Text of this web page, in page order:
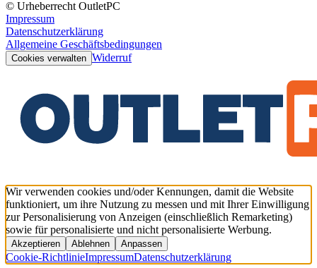
© Urheberrecht OutletPC
Impressum
Datenschutzerklärung
Allgemeine Geschäftsbedingungen
Cookies verwalten Widerruf
Wir verwenden cookies und/oder Kennungen, damit die Website
funktioniert, um ihre Nutzung zu messen und mit Ihrer Einwilligung
zur Personalisierung von Anzeigen (einschließlich Remarketing)
sowie für personalisierte und nicht personalisierte Werbung.
Akzeptieren Ablehnen Anpassen
Cookie-RichtlinieImpressumDatenschutzerklärung